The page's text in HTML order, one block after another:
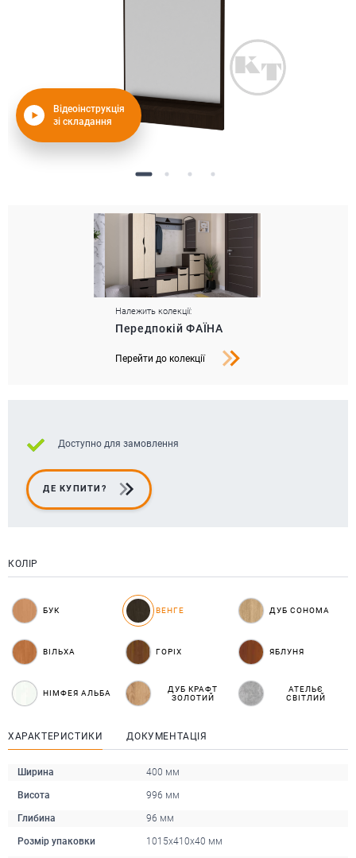
Відеоінструкція
зі складання
Належить колекції:
Передпокій ФАЇНА
Перейти до колекції
Доступно для замовлення
ДЕ КУПИТИ?
КОЛІР
БУК ВЕНГЕ ДУБ СОНОМА
ВІЛЬХА ГОРІХ ЯБЛУНЯ
НІМФЕЯ АЛЬБА
ДУБ КРАФТ
ЗОЛОТИЙ
АТЕЛЬЄ
СВІТЛИЙ
ХАРАКТЕРИСТИКИ ДОКУМЕНТАЦІЯ
Ширина 400 мм
Висота 996 мм
Глибина 96 мм
Розмір упаковки 1015х410х40 мм